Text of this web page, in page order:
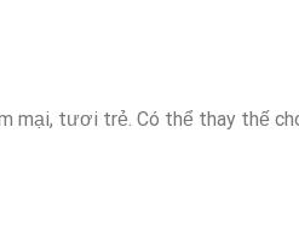
mại, tươi trẻ. Có thể thay thế